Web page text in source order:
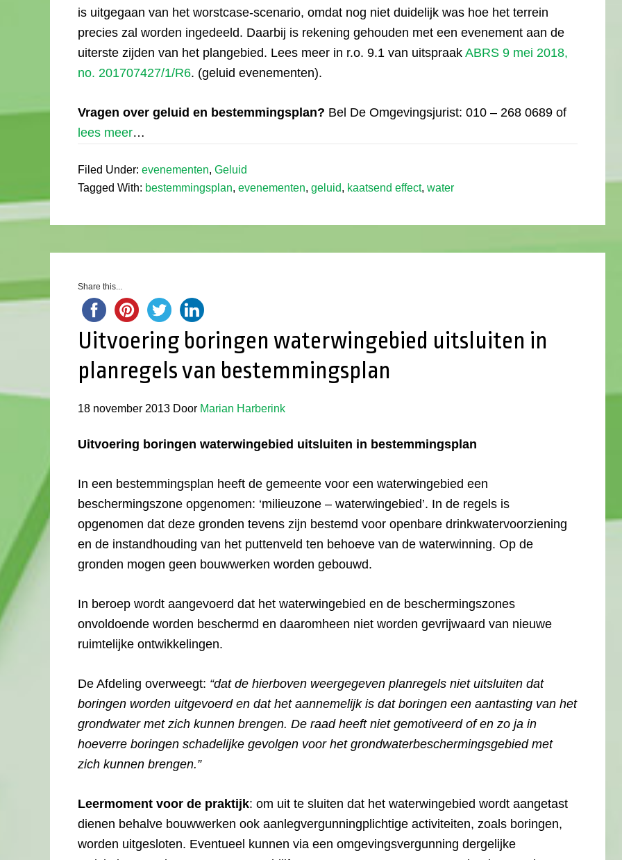
is uitgegaan van het worstcase-scenario, omdat nog niet duidelijk was hoe het terrein
precies zal worden ingedeeld. Daarbij is rekening gehouden met een evenement aan de
uiterste zijden van het plangebied. Lees meer in r.o. 9.1 van uitspraak ABRS 9 mei 2018,
no. 201707427/1/R6. (geluid evenementen).
Vragen over geluid en bestemmingsplan? Bel De Omgevingsjurist: 010 – 268 0689 of
lees meer…
Filed Under: evenementen, Geluid
Tagged With: bestemmingsplan, evenementen, geluid, kaatsend effect, water
Share this...
Uitvoering boringen waterwingebied uitsluiten in
planregels van bestemmingsplan
18 november 2013 Door Marian Harberink
Uitvoering boringen waterwingebied uitsluiten in bestemmingsplan
In een bestemmingsplan heeft de gemeente voor een waterwingebied een
beschermingszone opgenomen: ‘milieuzone – waterwingebied’. In de regels is
opgenomen dat deze gronden tevens zijn bestemd voor openbare drinkwatervoorziening
en de instandhouding van het puttenveld ten behoeve van de waterwinning. Op de
gronden mogen geen bouwwerken worden gebouwd.
In beroep wordt aangevoerd dat het waterwingebied en de beschermingszones
onvoldoende worden beschermd en daaromheen niet worden gevrijwaard van nieuwe
ruimtelijke ontwikkelingen.
De Afdeling overweegt: “dat de hierboven weergegeven planregels niet uitsluiten dat
boringen worden uitgevoerd en dat het aannemelijk is dat boringen een aantasting van het
grondwater met zich kunnen brengen. De raad heeft niet gemotiveerd of en zo ja in
hoeverre boringen schadelijke gevolgen voor het grondwaterbeschermingsgebied met
zich kunnen brengen.”
Leermoment voor de praktijk: om uit te sluiten dat het waterwingebied wordt aangetast
dienen behalve bouwwerken ook aanlegvergunningplichtige activiteiten, zoals boringen,
worden uitgesloten. Eventueel kunnen via een omgevingsvergunning dergelijke